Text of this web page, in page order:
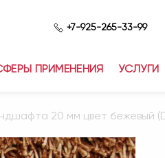
+7-925-265-33-99
ПРИМЕНЕНИЯ УСЛУГИ
20 мм цвет бежевый